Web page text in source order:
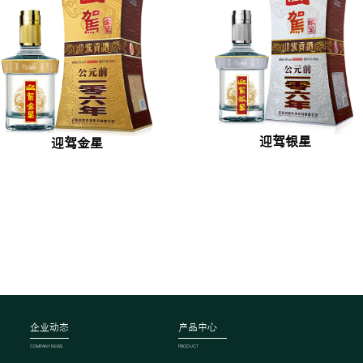
迎驾金星 迎驾银星
企业动态
COMPANY NEWS
产品中心
PRODUCT